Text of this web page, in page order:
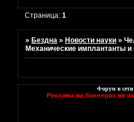
Страница:1
»Бездна »Новости науки »
Механические имплантанты и
Форум в сети
Реклама на баннерах не